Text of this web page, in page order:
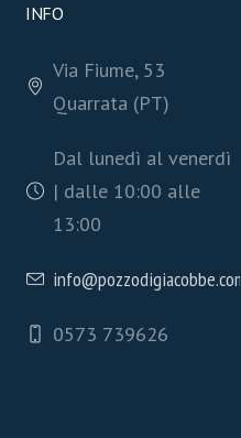
INFO
Via Fiume, 53
Quarrata (PT)
Dal lunedì al venerdì
| dalle 10:00 alle
13:00
info@pozzodigiacobbe.com
0573 739626